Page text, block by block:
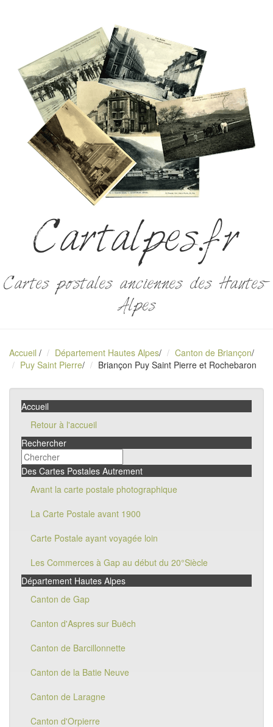
Cartalpes.fr
Cartes postales anciennes des Hautes-
Alpes
Accueil / Département Hautes Alpes/ Canton de Briançon/
Puy Saint Pierre/ Briançon Puy Saint Pierre et Rochebaron
Accueil
Retour à l'accueil
Rechercher
Des Cartes Postales Autrement
Avant la carte postale photographique
La Carte Postale avant 1900
Carte Postale ayant voyagée loin
Les Commerces à Gap au début du 20°Siècle
Département Hautes Alpes
Canton de Gap
Canton d'Aspres sur Buëch
Canton de Barcillonnette
Canton de la Batie Neuve
Canton de Laragne
Canton d'Orpierre